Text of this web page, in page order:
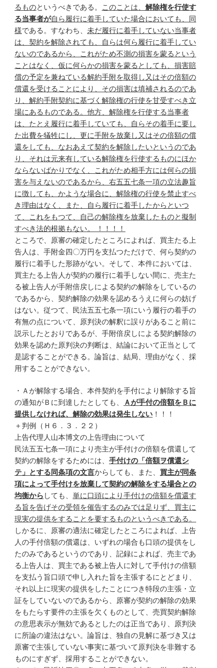
るものというべきである。 このことは、 解除権を行使す
る当事者が自ら履行に着手していた場合においても、同
様である。すなわち、 未だ履行に着手していない当事者
は、契約を解除されても、自らは何ら履行に着手してい
ないのであるから、これがため不測の損害を蒙るという
ことはなく、仮に何らかの損害を蒙るとしても、損害賠
償の予定を兼ねている解約手附を取得し又はその倍額の
償還を受けることにより、その損害は填補されるのであ
り、解約手附契約に基づく解除権の行使を甘受すべき立
場にあるものである。他方、解除権を行使する当事者
は、たとえ履行に着手していても、自らその着手に要し
た出費を犠牲にし、更に手附を放棄し又はその倍額の償
還をしても、なおあえて契約を解除したいというのであ
り、それは元来有している解除権を行使するものにほか
ならないばかりでなく、これがため相手方には何らの損
害を与えないのであるから、右五五七条一項の立法趣旨
に徴しても、かような場合に、解除権の行使を禁止すべ
き理由はなく、また、自ら履行に着手したからといつ
て、これをもつて、自己の解除権を放棄したものと擬制
すべき法的根拠もない。 ！！！！
ところで、原審の確定したところによれば、買主たる上
告人は、手附金四〇万円を支払つただけで、何ら契約の
履行に着手した形跡がない。そして、本件においては、
買主たる上告人が契約の履行に着手しない間に、売主た
る被上告人が手附倍戻しによる契約の解除をしているの
であるから、契約解除の効果を認めるうえに何らの妨げ
はない。従つて、民法五五七条一項にいう履行の着手の
有無の点について、原判決の解釈に誤りがあること前に
説示したとおりであるが、手附倍戻しによる契約解除の
効果を認めた原判決の判断は、結論において正当として
是認することができる。論旨は、結局、理由がなく、採
用することができない。
・Ａが解除する場合、本件契約を手付により解除する旨
の通知がＢに到達したとしても、
Ａが手付の倍額をＢに
提供しなければ、解除の効果は発生しない ！！！
＋判例（Ｈ６．３．２２）
上告代理人山本博文の上告理由について
民法五五七条一項により売主が手付けの倍額を償還して
契約の解除をするためには、 手付けの「倍額ヲ償還シ
テ」とする同条項の文言からしても、また、 買主が同条
項によって手付けを放棄して契約の解除をする場合との
均衡から しても、 単に口頭により手付けの倍額を償還す
る旨を告げその受領を催告するのみでは足りず、買主に
現実の提供をすることを要するものというべきである。
しかるに、原審の適法に確定したところによれば、上告
人の手付倍額の償還は、いずれの場合も口頭の提供をし
たのみであるというのであり、記録によれば、売主であ
る上告人は、買主である被上告人に対して手付けの倍額
を支払う旨口頭で申し入れた旨を主張するにとどまり、
それ以上に現実の提供をしたことにつき特段の主張・立
証をしていないのであるから、原審が契約の解除の効果
をもたらす要件の主張を欠くものとして、売買契約解除
の意思表示が無効であるとしたのは正当であり、原判決
に所論の違法はない。論旨は、独自の見解に基づき又は
原審で主張していない事実に基づいて原判決を非難する
ものにすぎず、採用することができない。